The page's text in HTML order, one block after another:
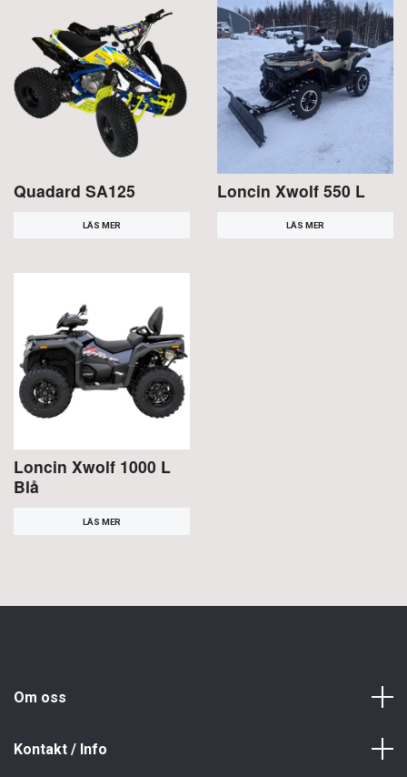
Quadard SA125
LÄS MER
Loncin Xwolf 550 L
LÄS MER
Loncin Xwolf 1000 L
Blå
LÄS MER
Om oss
Kontakt / Info